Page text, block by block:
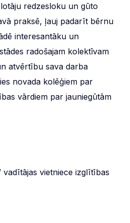
redzesloku un gūto
praksē, ļauj padarīt bērnu
interesantāku un
radošajam kolektīvam
atvērtību sava darba
novada kolēģiem par
vārdiem par jauniegūtām
vadītājas vietniece izglītības